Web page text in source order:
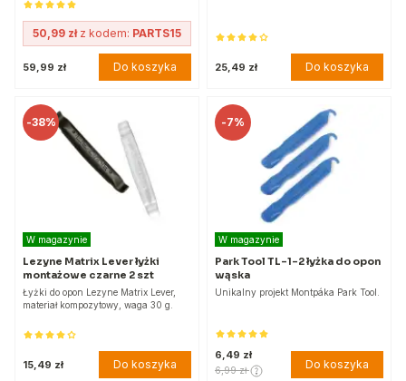
50,99 złz kodem: PARTS15
59,99 zł Do koszyka 25,49 zł Do koszyka
-38%
W magazynie
Lezyne Matrix Lever łyżki
montażowe czarne 2 szt
Łyżki do opon Lezyne Matrix Lever,
materiał kompozytowy, waga 30 g.
15,49 zł Do koszyka
-7%
W magazynie
Park Tool TL-1-2 łyżka do opon
wąska
Unikalny projekt Montpáka Park Tool.
6,49 zł
6,99 zł Do koszyka